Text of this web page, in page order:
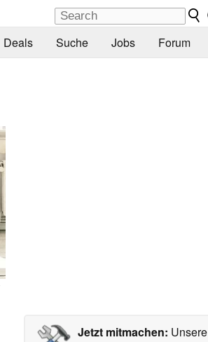
Deals Suche Jobs Forum
Jetzt mitmachen: